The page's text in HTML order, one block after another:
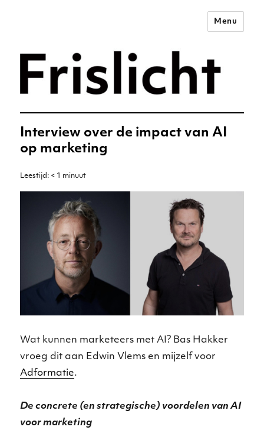
Merkstrategie voor het
digitale tijdperk –
Frislicht
Menu
Interview over de impact van AI
op marketing
Leestijd: < 1 minuut
Wat kunnen marketeers met AI? Bas Hakker
vroeg dit aan Edwin Vlems en mijzelf voor
Adformatie.
De concrete (en strategische) voordelen van AI
voor marketing